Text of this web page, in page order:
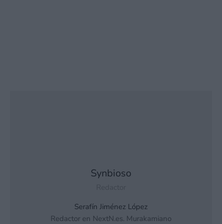
Synbioso
Serafín Jiménez López
Redactor en NextN.es. Murakamiano